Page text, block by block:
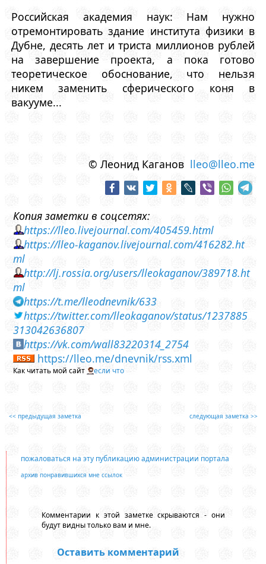
Российская академия наук: Нам нужно
отремонтировать здание института физики в
Дубне, десять лет и триста миллионов рублей
на завершение проекта, а пока готово
теоретическое обоснование, что нельзя
никем заменить сферического коня в
вакууме...
© Леонид Каганов lleo@lleo.me
Копия заметки в соцсетях:
https://lleo.livejournal.com/405459.html
https://lleo-kaganov.livejournal.com/416282.ht
ml
http://lj.rossia.org/users/lleokaganov/389718.ht
ml
https://t.me/lleodnevnik/633
https://twitter.com/lleokaganov/status/1237885
313042636807
https://vk.com/wall83220314_2754
https://lleo.me/dnevnik/rss.xml
Как читать мой сайт если что
<< предыдущая заметка следующая заметка >>
пожаловаться на эту публикацию администрации портала
архив понравившихся мне ссылок
Комментарии к этой заметке скрываются - они
будут видны только вам и мне.
Оставить комментарий